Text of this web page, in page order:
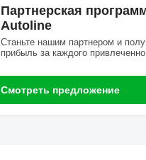
Партнерская
Autoline
Станьте нашим партнером и
прибыль за каждого
Смотреть предложение